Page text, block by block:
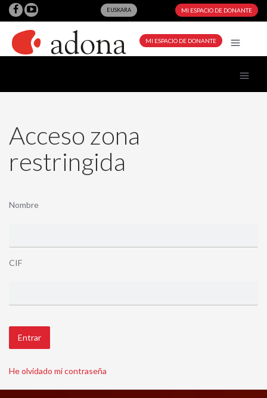
EUSKARA MI ESPACIO DE DONANTE
MI ESPACIO DE DONANTE
Acceso zona
restringida
Nombre
CIF
Entrar
He olvidado mi contraseña